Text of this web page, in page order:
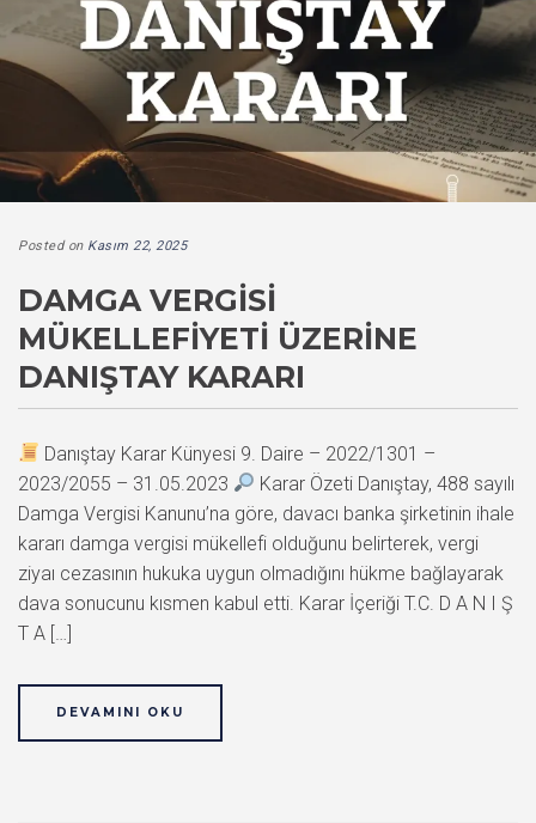
Posted on Kasım 22, 2025
DAMGA VERGISI
MÜKELLEFIYETI ÜZERINE
DANIŞTAY KARARI
Danıştay Karar Künyesi 9. Daire – 2022/1301 –
2023/2055 – 31.05.2023
Karar Özeti Danıştay, 488 sayılı
Damga Vergisi Kanunu’na göre, davacı banka şirketinin ihale
kararı damga vergisi mükellefi olduğunu belirterek, vergi
ziyaı cezasının hukuka uygun olmadığını hükme bağlayarak
dava sonucunu kısmen kabul etti. Karar İçeriği T.C. D A N I Ş
T A […]
DEVAMINI OKU